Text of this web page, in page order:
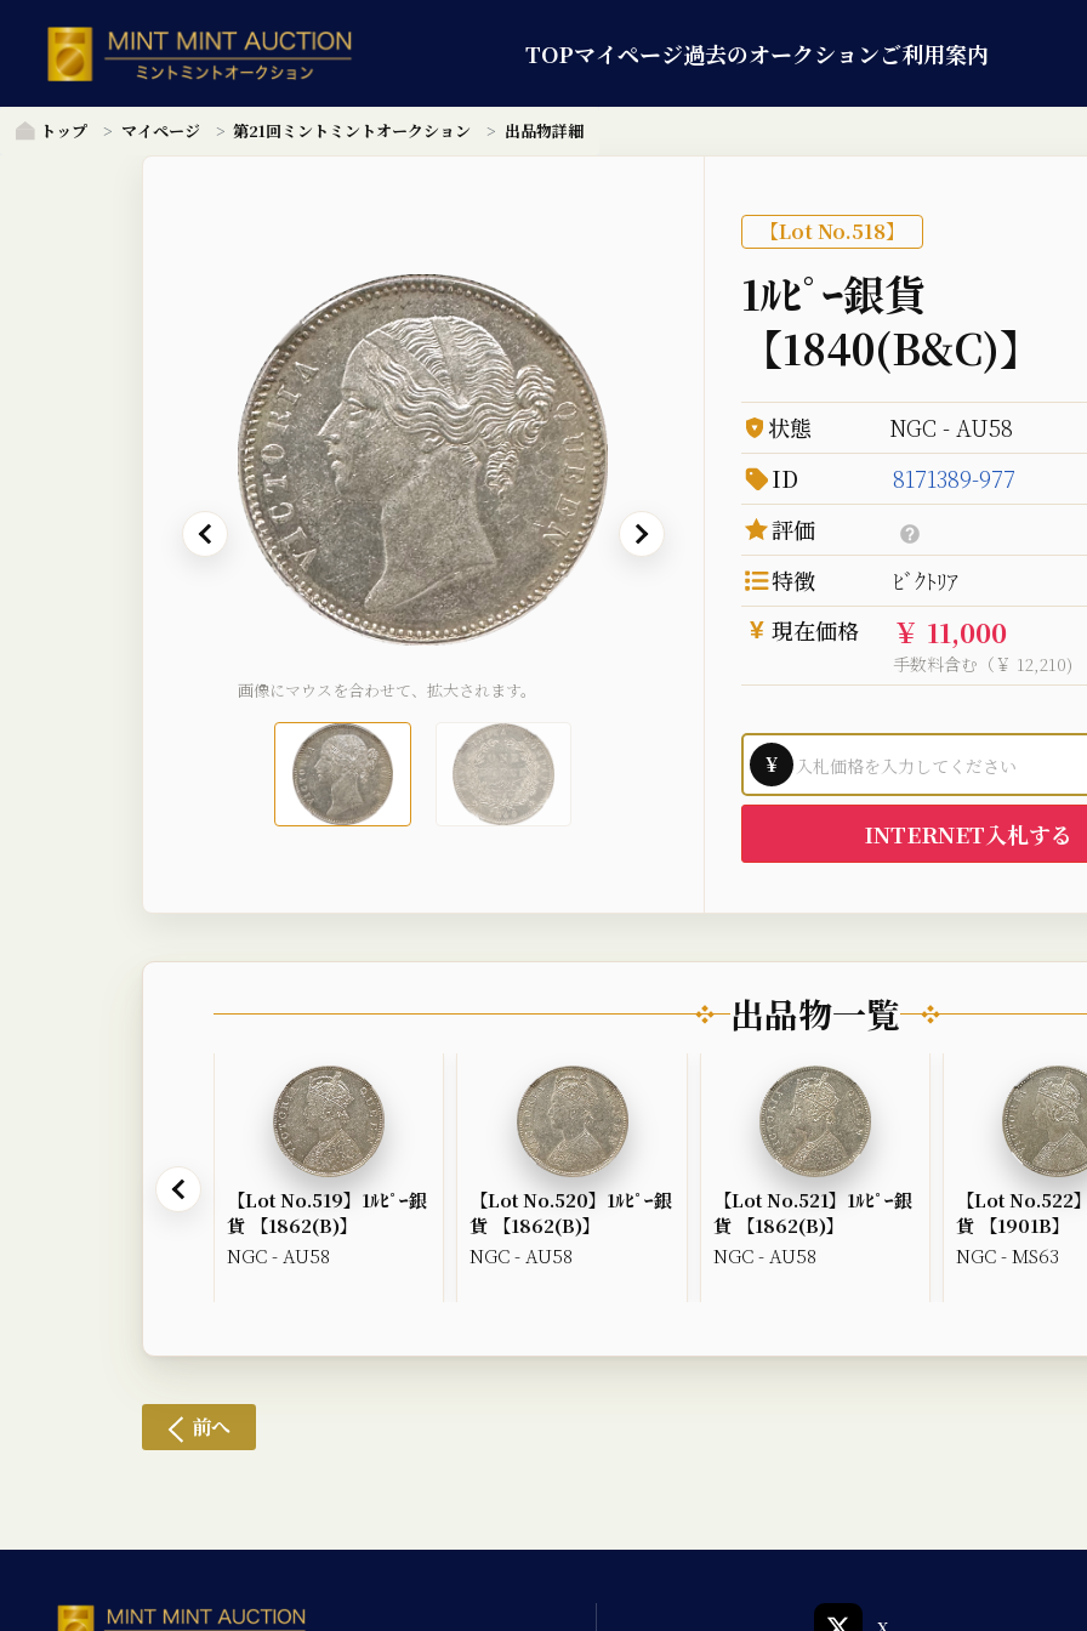
TOPマイページ過去のオークションご利用案内
トップ マイページ 第21回ミントミントオークション 出品物詳細
画像にマウスを合わせて、拡大されます。
【Lot No.518】
1ﾙﾋﾟｰ銀貨
【1840(B&C)】
状態
NGC - AU58
ID
8171389-977
評価
特徴
ﾋﾞｸﾄﾘｱ
現在価格
￥ 11,000
手数料含む（￥ 12,210)
¥
INTERNET入札する
出品物一覧
【Lot No.519】1ﾙﾋﾟｰ銀
貨 【1862(B)】
NGC - AU58
【Lot No.520】1ﾙﾋﾟｰ銀
貨 【1862(B)】
NGC - AU58
【Lot No.521】1ﾙﾋﾟｰ銀
貨 【1862(B)】
NGC - AU58
【Lot No.522
貨 【1901B】
NGC - MS63
前へ